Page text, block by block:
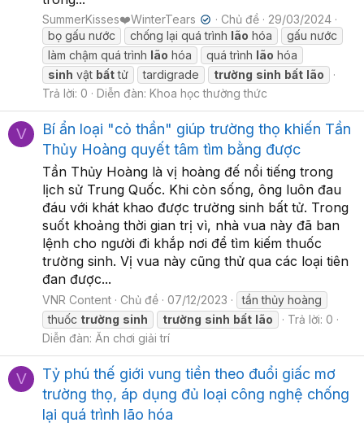
SummerKisses❤️WinterTears ✔ Chủ đề
29/03/2024
bọ gấu nước
chống lại quá trình lão hóa
gấu nước
làm chậm quá trình lão hóa quá trình lão hóa
sinh vật bấttử tardigrade trường sinh bất lão
Trả lời: 0
Diễn đàn: Khoa học thường thức
V
Bí ẩn loại "cỏ thần" giúp trường thọ khiến Tần
Thủy Hoàng quyết tâm tìm bằng được
Tần Thủy Hoàng là vị hoàng đế nổi tiếng trong
lịch sử Trung Quốc. Khi còn sống, ông luôn đau
đáu với khát khao được trường sinh bất tử. Trong
suốt khoảng thời gian trị vì, nhà vua này đã ban
lệnh cho người đi khắp nơi để tìm kiếm thuốc
trường sinh. Vị vua này cũng thử qua các loại tiên
đan được...
VNR Content Chủ đề 07/12/2023
tần thủy hoàng
thuốc trường sinh trường sinh bất lão
Trả lời: 0
Diễn đàn: Ăn chơi giải trí
V
Tỷ phú thế giới vung tiền theo đuổi giấc mơ
trường thọ, áp dụng đủ loại công nghệ chống
lại quá trình lão hóa